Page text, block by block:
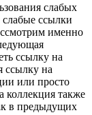
слабых
ссылки
именно
ссылку на
ссылку на
или просто
коллекция также
в предыдущих